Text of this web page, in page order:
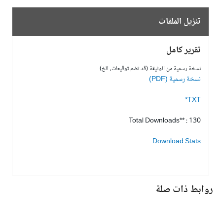
تنزيل الملفات
تقرير كامل
نسخة رسمية من الوثيقة (قد تضم توقيعات، الخ)
نسخة رسمية (PDF)
TXT*
Total Downloads** : 130
Download Stats
روابط ذات صلة